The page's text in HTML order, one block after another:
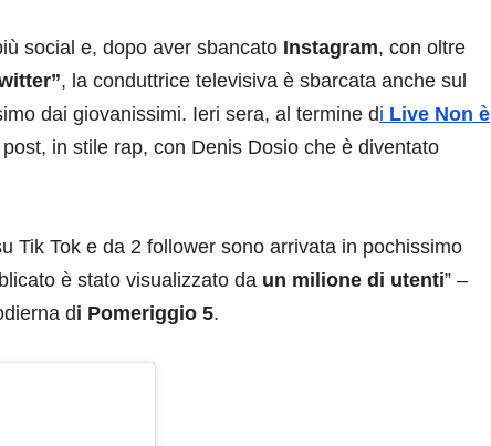
social e, dopo aver sbancato Instagram, con oltre
, la conduttrice televisiva è sbarcata anche sul
dai giovanissimi. Ieri sera, al termine di Live Non è
in stile rap, con Denis Dosio che è diventato
Tik Tok e da 2 follower sono arrivata in pochissimo
è stato visualizzato da un milione di utenti” –
di Pomeriggio 5.